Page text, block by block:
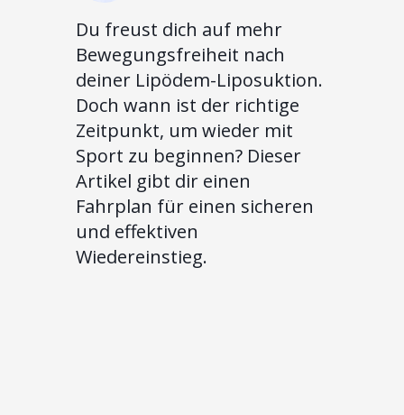
Du freust dich auf mehr
Bewegungsfreiheit nach
deiner Lipödem-Liposuktion.
Doch wann ist der richtige
Zeitpunkt, um wieder mit
Sport zu beginnen? Dieser
Artikel gibt dir einen
Fahrplan für einen sicheren
und effektiven
Wiedereinstieg.